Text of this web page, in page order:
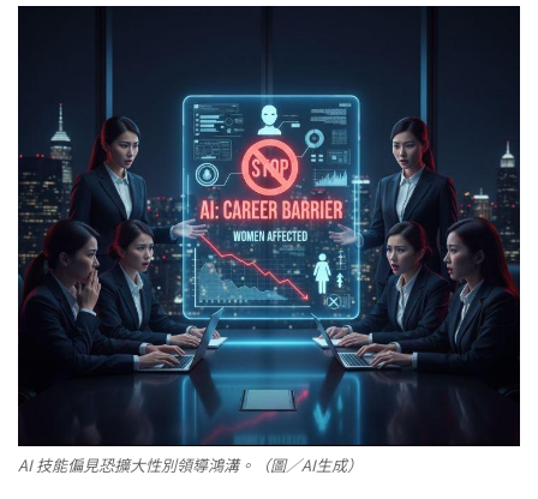
AI 技能偏見恐擴大性別領導鴻溝。（圖／AI生成）